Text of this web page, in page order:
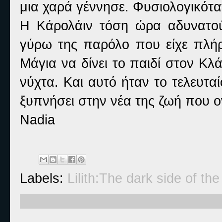
μια χαρά γέννησε.
Η Κάρολάιν τόση ώρα
γύρω της παρόλο που είχε
Μάγια να δίνει το παιδί στον
νύχτα. Και αυτό ήταν το
ξυπνήσει στην νέα της ζωή που
Nadia
Labels: Lilith:The dark side of